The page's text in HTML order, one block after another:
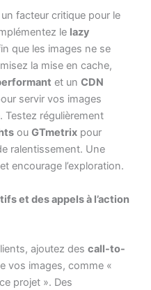
facteur critique pour le
le lazy
que les images ne se
la mise en cache,
et un CDN
servir vos images
Testez régulièrement
ou GTmetrix pour
ralentissement. Une
encourage l’exploration.
et des appels à l’action
ajoutez des call-to-
vos images, comme «
projet ». Des